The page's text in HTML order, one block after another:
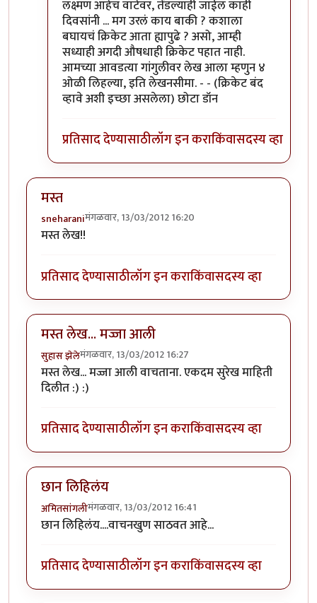
लक्ष्मण आहेच वाटेवर, तेंडल्याही जाईल काही
दिवसांनी ... मग उरलं काय बाकी ? कशाला
बघायचं क्रिकेट आता ह्यापुढे ? असो, आम्ही
सध्याही अगदी औषधाही क्रिकेट पहात नाही.
आमच्या आवडत्या गांगुलीवर लेख आला म्हणुन ४
ओळी लिहल्या, इति लेखनसीमा. - - (क्रिकेट बंद
व्हावे अशी इच्छा असलेला) छोटा डॉन
प्रतिसाद देण्यासाठीलॉग इन कराकिंवासदस्य व्हा
मस्त
sneharaniमंगळवार, 13/03/2012 16:20
मस्त लेख!!
प्रतिसाद देण्यासाठीलॉग इन कराकिंवासदस्य व्हा
मस्त लेख... मज्जा आली
सुहास झेलेमंगळवार, 13/03/2012 16:27
मस्त लेख... मज्जा आली वाचताना. एकदम सुरेख माहिती
दिलीत :) :)
प्रतिसाद देण्यासाठीलॉग इन कराकिंवासदस्य व्हा
छान लिहिलंय
अमितसांगलीमंगळवार, 13/03/2012 16:41
छान लिहिलंय....वाचनखुण साठवत आहे...
प्रतिसाद देण्यासाठीलॉग इन कराकिंवासदस्य व्हा